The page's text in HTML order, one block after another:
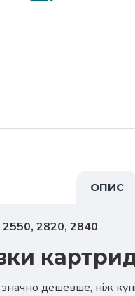
ОПИС
2820, 2840
дешевше, ніж